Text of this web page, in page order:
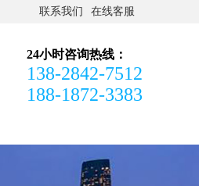
联系我们 在线客服
24小时咨询热线：
138-2842-7512
188-1872-3383